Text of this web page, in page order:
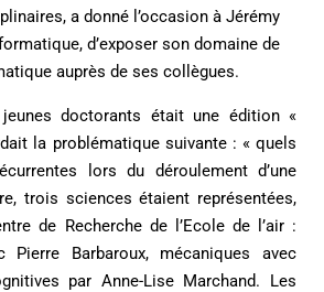
a donné l’occasion à Jérémy
d’exposer son domaine de
auprès de ses collègues.
doctorants était une édition «
la problématique suivante : « quels
lors du déroulement d’une
trois sciences étaient représentées,
de Recherche de l’Ecole de l’air :
Pierre Barbaroux, mécaniques avec
par Anne-Lise Marchand. Les